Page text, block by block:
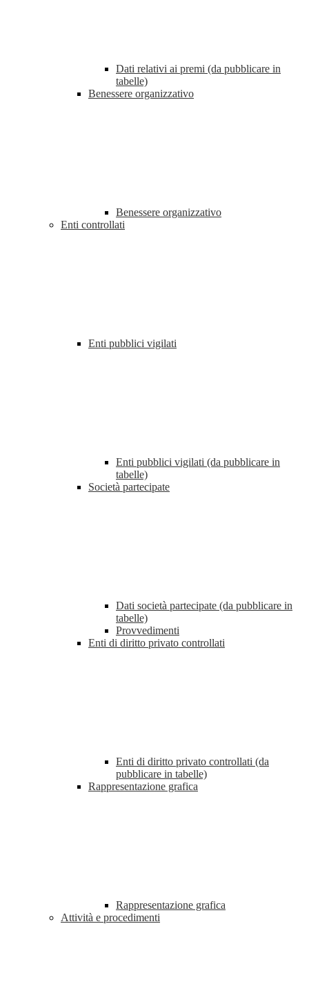
Dati relativi ai premi (da pubblicare in
tabelle)
Benessere organizzativo
Benessere organizzativo
Enti controllati
Enti pubblici vigilati
Enti pubblici vigilati (da pubblicare in
tabelle)
Società partecipate
Dati società partecipate (da pubblicare in
tabelle)
Provvedimenti
Enti di diritto privato controllati
Enti di diritto privato controllati (da
pubblicare in tabelle)
Rappresentazione grafica
Rappresentazione grafica
Attività e procedimenti